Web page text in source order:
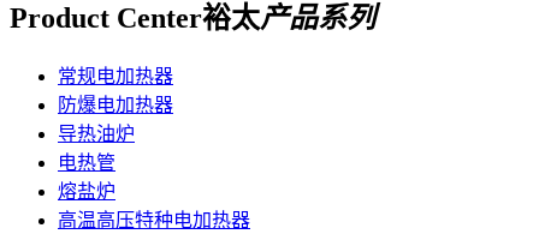
Product Center裕太产品系列
常规电加热器
防爆电加热器
导热油炉
电热管
熔盐炉
高温高压特种电加热器